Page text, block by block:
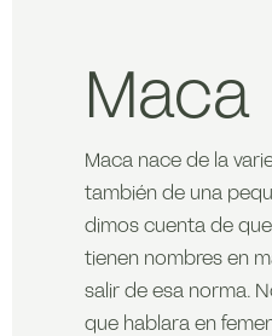
Maca
Maca nace de la
también de una
dimos cuenta de
tienen nombres en
salir de esa norma.
que hablara en